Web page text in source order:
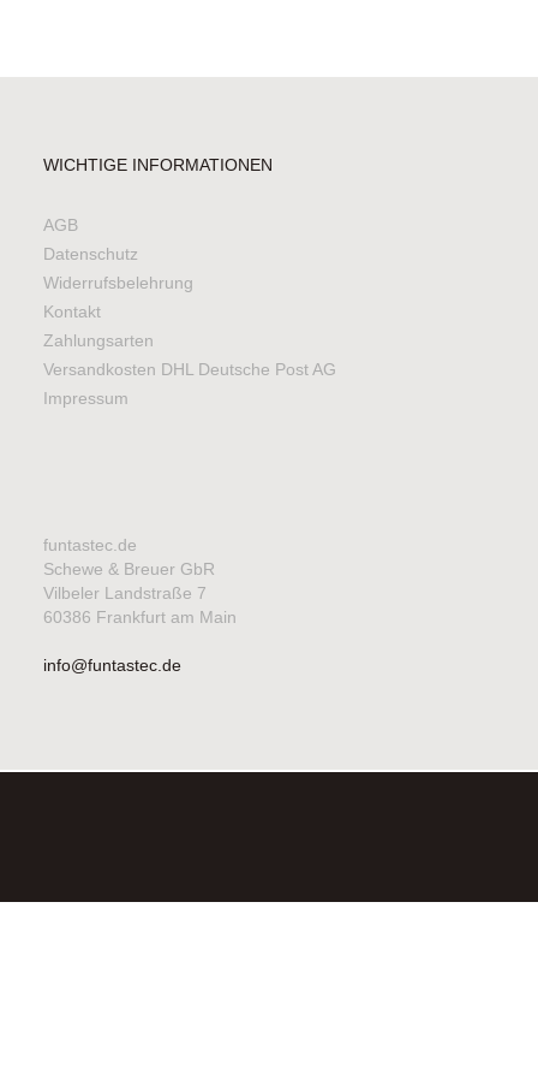
WICHTIGE INFORMATIONEN
AGB
Datenschutz
Widerrufsbelehrung
Kontakt
Zahlungsarten
Versandkosten DHL Deutsche Post AG
Impressum
funtastec.de
Schewe & Breuer GbR
Vilbeler Landstraße 7
60386 Frankfurt am Main
info@funtastec.de